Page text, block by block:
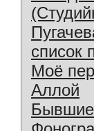
список
Моё
Аллой
Бывшие